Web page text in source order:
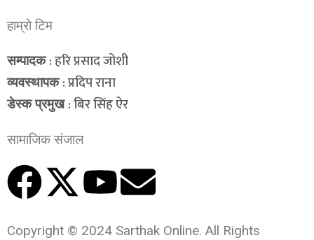
हाम्रो टिम
सम्पादक: हरि प्रसाद जोशी
व्यवस्थापक: प्रदिप राना
डेस्क प्रमुख : बिर सिंह ऐर
सामाजिक संजाल
Copyright © 2024 Sarthak Online. All Rights